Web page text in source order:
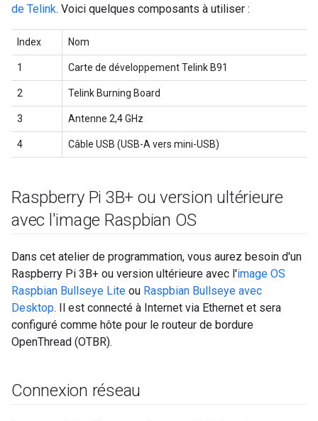
de Telink. Voici quelques composants à utiliser :
Index Nom
1 Carte de développement Telink B91
2 Telink Burning Board
3 Antenne 2,4 GHz
4 Câble USB (USB-A vers mini-USB)
Raspberry Pi 3B+ ou version ultérieure
avec l'image Raspbian OS
Dans cet atelier de programmation, vous aurez besoin d'un
Raspberry Pi 3B+ ou version ultérieure avec l'image OS
Raspbian Bullseye Lite ou Raspbian Bullseye avec
Desktop. Il est connecté à Internet via Ethernet et sera
configuré comme hôte pour le routeur de bordure
OpenThread (OTBR).
Connexion réseau